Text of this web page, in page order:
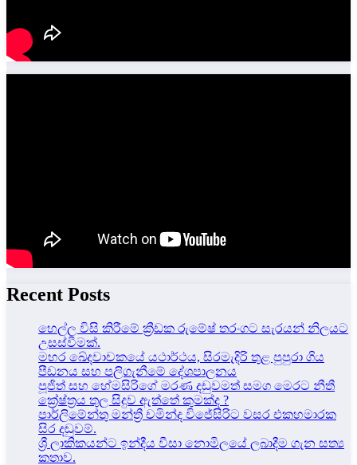
Recent Posts
හෙල්ල විසි කිරීමේ ක්‍රීඩක රුමේෂ් තරංගට සැරයන් නිලයට
උසස්වීමක්.
මහර ඛේදවාචකයේ යථාර්ථය, සිරමැදිරි තුළ පුපුරා ගිය
පීඩනය සහ පලිගැනීමේ දේශපාලනය
පූජිත් සහ හේමසිරිගේ මරණ දඩුවමත් සමග මෙරට නීතී
ක්‍රේෂ්ත්‍රය තුල සිදුව ඇත්තේ කුමක්ද ?
පාර්ලිමේන්තු මන්ත්‍රී චමින්ද විජේසිරිට වසර එකහමාරක
සිර දඬුවම්.
ශ්‍රී ලාකිකයන්ට ඉන්දීය වීසා නොමිලයේ ලබාදීම ගැන සත්‍ය
කතාව.